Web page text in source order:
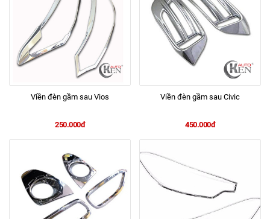
Viền đèn gầm sau Vios
250.000đ
Viền đèn gầm sau Civic
450.000đ